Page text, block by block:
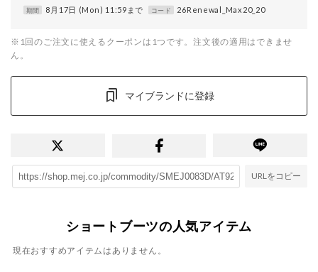
期間 8月17日 (Mon) 11:59まで コード 26Renewal_Max20_20
※1回のご注文に使えるクーポンは1つです。注文後の適用はできませ
ん。
マイブランドに登録
URLをコピー
ショートブーツの人気アイテム
現在おすすめアイテムはありません。